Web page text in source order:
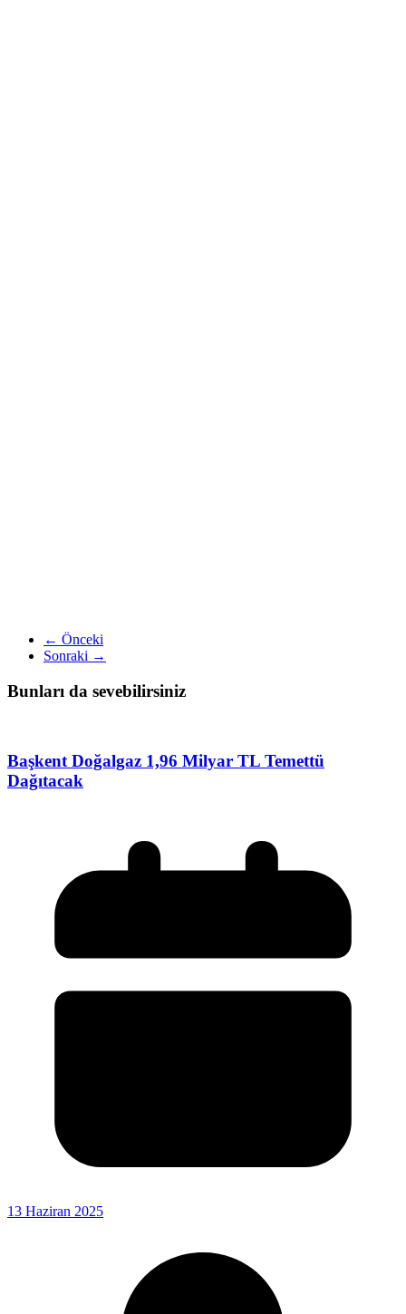
← Önceki
Sonraki →
Bunları da sevebilirsiniz
Başkent Doğalgaz 1,96 Milyar TL Temettü
Dağıtacak
13 Haziran 2025